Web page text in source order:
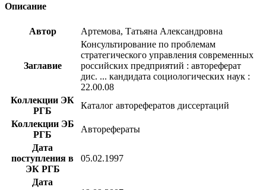
Описание
Автор Артемова, Татьяна Александровна
Заглавие
Консультирование по проблемам
стратегического управления современных
российских предприятий : автореферат
дис. ... кандидата социологических наук :
22.00.08
Коллекции ЭК
РГБ
Каталог авторефератов диссертаций
Коллекции ЭБ
РГБ
Авторефераты
Дата
поступления в
ЭК РГБ
05.02.1997
Дата